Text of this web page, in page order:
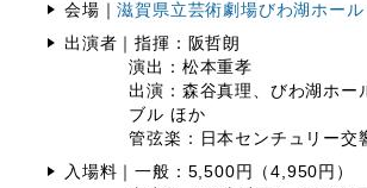
会場｜滋賀県立芸術劇場びわ湖ホー
出演者｜指揮：阪哲朗
演出：松本重孝
出演：森谷真理、びわ湖ホー
ブル ほか
管弦楽：日本センチュリー交
入場料｜一般：5,500円（4,950円）